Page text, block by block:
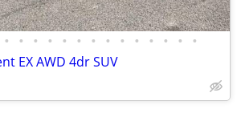
• • • • • • • • • • • • • •
EX AWD 4dr SUV